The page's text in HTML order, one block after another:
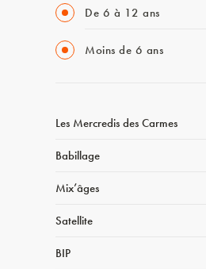
De 6 à 12 ans
Moins de 6 ans
Les Mercredis des Carmes
Babillage
Mix’âges
Satellite
BIP